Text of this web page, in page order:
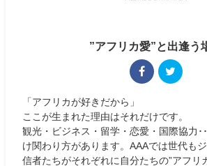
”アフリカ愛”と出逢う
「アフリカが好きだから」
ここが生まれた理由はそれだけです。
観光・ビジネス・留学・恋愛・国際協力･
け関わり方があります。AAAでは世代も
信者たちがそれぞれに自分たちの”アフリ